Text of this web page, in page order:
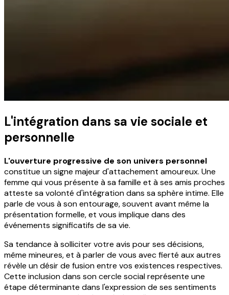
L'intégration dans sa vie sociale et
personnelle
L'ouverture progressive de son univers personnel
constitue un signe majeur d'attachement amoureux. Une
femme qui vous présente à sa famille et à ses amis proches
atteste sa volonté d'intégration dans sa sphère intime. Elle
parle de vous à son entourage, souvent avant même la
présentation formelle, et vous implique dans des
événements significatifs de sa vie.
Sa tendance à solliciter votre avis pour ses décisions,
même mineures, et à parler de vous avec fierté aux autres
révèle un désir de fusion entre vos existences respectives.
Cette inclusion dans son cercle social représente une
étape déterminante dans l'expression de ses sentiments